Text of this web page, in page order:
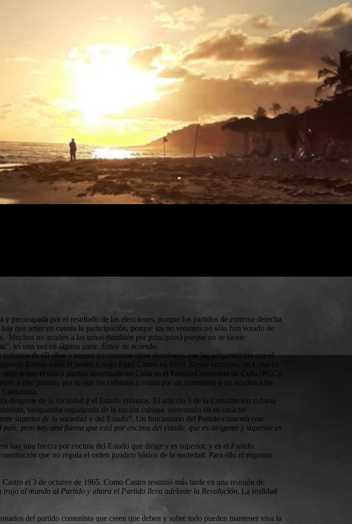
preocupada por el resultado de las elecciones, porque los partidos de extrema derecha
que tener en cuenta la participación, porque los no votantes no sólo han votado de
Muchos no acuden a las urnas (también por principios) porque no se siente
leí una vez en alguna parte. Estoy de acuerdo.
de 60 años o menos no conocen otras elecciones que las unipartidistas que el
Batista tomó el poder. Luego Fidel Castro en 1959. Desde entonces, en Cuba ha
a que el único partido autorizado en Cuba es el Partido Comunista de Cuba (PCC).
a este partido, por lo que los cubanos o votan por un comunista o no acuden a las
dirigente de la sociedad y el Estado cubanos. El artículo 5 de la Constitución cubana
vanguardia organizada de la nación cubana, sustentado en su carácter
superior de la sociedad y del Estado“. Un funcionario del Partido comentó con
pero hay una fuerza que está por encima del estado, que es dirigente y superior es
hay una fuerza por encima del Estado que dirige y es superior, y es el Partido.
que no regula el orden jurídico básico de la sociedad. Para ello el régimen
el 3 de octubre de 1965. Como Castro resumió más tarde en una reunión de
trajo al mundo al Partido y ahora el Partido lleva adelante la Revolución. La realidad
del partido comunista que creen que deben y sobre todo pueden mantener viva la